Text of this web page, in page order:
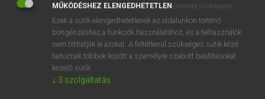
EGYÉNI FELHASZNÁLÓKNAK
TANULÓKNAK
OKTATÁSI INTÉZMÉNYEKNEK
VÁLLALATI MEGOLDÁSOK
MŰKÖDÉSHEZ ELENGEDHETETLEN (mindig szükséges)
Ezek a sütik elengedhetetlenek az oldalunkon történő
böngészéshez,a funkciók használatához, és a felhasználók
nem tilthatják le azokat. A feltétlenül szükséges sütik közé
tartoznak többek között a személyre szabott beállításokat
kezelő sütik.
↓ 3 szolgáltatás